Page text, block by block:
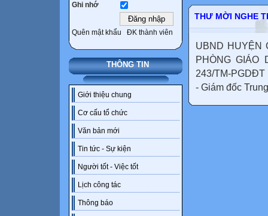
Ghi nhớ
Quên mật khẩu ĐK thành viên
THÔNG TIN
Giới thiệu chung
Cơ cấu tổ chức
Văn bản mới
Tin tức - Sự kiện
Người tốt - Việc tốt
Lịch công tác
Thông báo
THƯ MỜI NGHE
UBND HUYỆN
PHÒNG
243/TM-
- Giám đốc